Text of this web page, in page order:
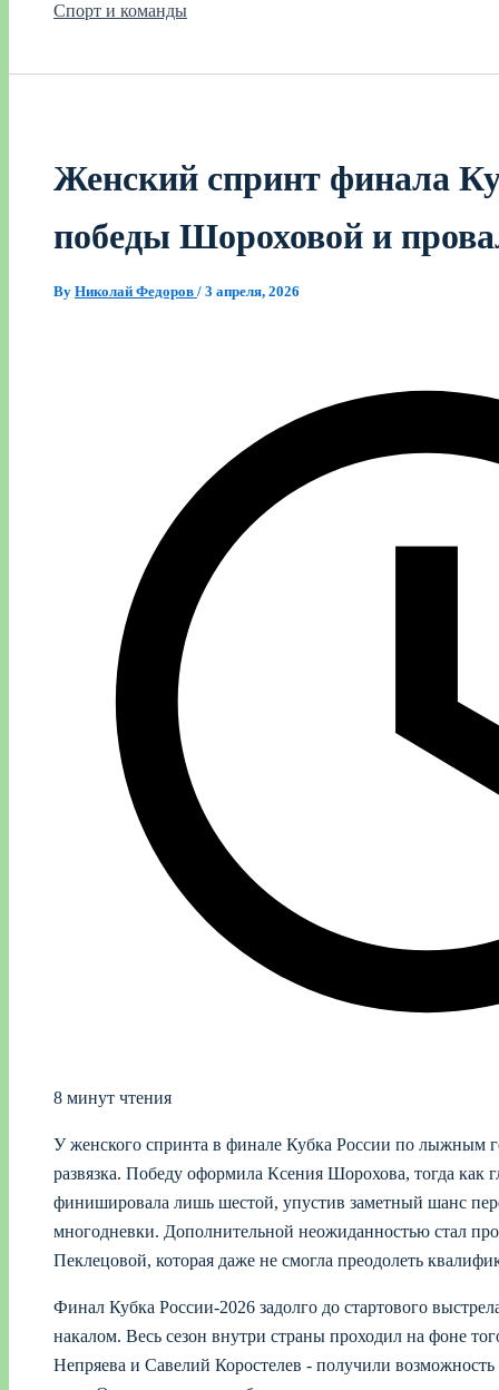
Спорт и команды
Женский спринт финала
победы Шороховой и
By Николай Федоров / 3 апреля, 2026
8 минут чтения
У женского спринта в финале Кубка России по лыжным
развязка. Победу оформила Ксения Шорохова, тогда как
финишировала лишь шестой, упустив заметный шанс
многодневки. Дополнительной неожиданностью стал
Пеклецовой, которая даже не смогла преодолеть
Финал Кубка России‑2026 задолго до стартового
накалом. Весь сезон внутри страны проходил на фоне
Непряева и Савелий Коростелев - получили возможность